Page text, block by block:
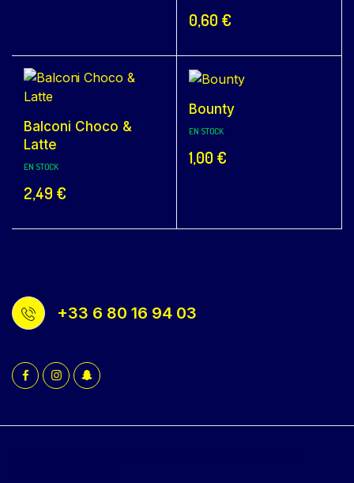
0,60 €
Balconi Choco &
Latte
EN STOCK
2,49 €
Bounty
EN STOCK
1,00 €
+33 6 80 16 94 03